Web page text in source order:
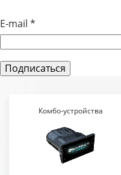
E-mail *
Комбо-устройства